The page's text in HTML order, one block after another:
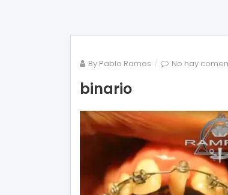
By Pablo Ramos No hay
binario